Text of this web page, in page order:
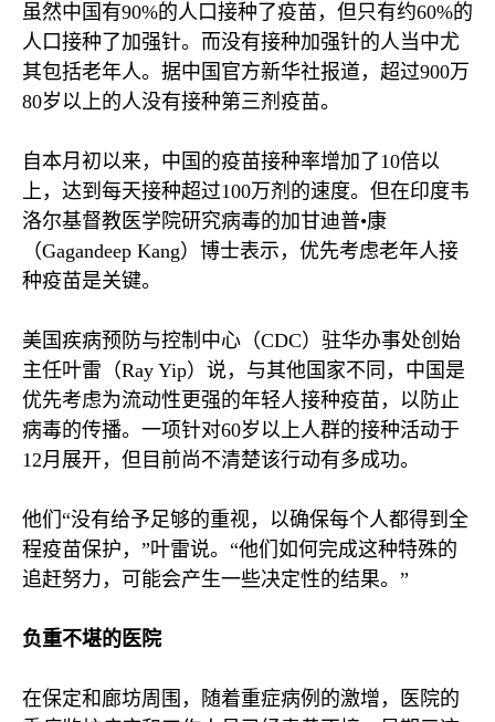
虽然中国有90%的人口接种了疫苗，但只有约60%的
人口接种了加强针。而没有接种加强针的人当中尤
其包括老年人。据中国官方新华社报道，超过900万
80岁以上的人没有接种第三剂疫苗。
自本月初以来，中国的疫苗接种率增加了10倍以
上，达到每天接种超过100万剂的速度。但在印度韦
洛尔基督教医学院研究病毒的加甘迪普•康
（Gagandeep Kang）博士表示，优先考虑老年人接
种疫苗是关键。
美国疾病预防与控制中心（CDC）驻华办事处创始
主任叶雷（Ray Yip）说，与其他国家不同，中国是
优先考虑为流动性更强的年轻人接种疫苗，以防止
病毒的传播。一项针对60岁以上人群的接种活动于
12月展开，但目前尚不清楚该行动有多成功。
他们“没有给予足够的重视，以确保每个人都得到全
程疫苗保护，”叶雷说。“他们如何完成这种特殊的
追赶努力，可能会产生一些决定性的结果。”
负重不堪的医院
在保定和廊坊周围，随着重症病例的激增，医院的